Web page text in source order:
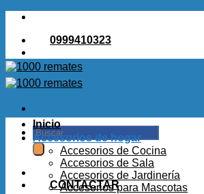
Saltar
contenido0999410323
Buscar
por:
CONTACTAR
Inicio
Accesorios de hogar
Accesorios de Cocina
Accesorios de Sala
Accesorios de Jardinería
Accesorios para Mascotas